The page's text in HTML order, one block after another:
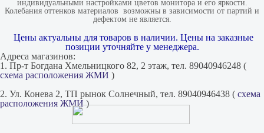
индивидуальными настройками цветов монитора и его яркости.
Колебания оттенков материалов​ ​ возможны в зависимости от партий и
дефектом не является.
Цены актуальны для товаров в наличии. Цены на заказные
позиции уточняйте у менеджера.
Адреса магазинов:
1. Пр-т Богдана Хмельницкого 82, 2 этаж, тел. 89040946248 (
схема расположения ЖМИ )
2. Ул. Конева 2, ТП рынок Солнечный, тел. 89040946438 ( схема
расположения ЖМИ)